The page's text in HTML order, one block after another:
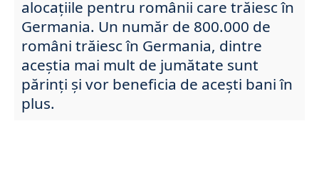
alocațiile pentru românii care trăiesc în
Germania. Un număr de 800.000 de
români trăiesc în Germania, dintre
aceștia mai mult de jumătate sunt
părinți și vor beneficia de acești bani în
plus.